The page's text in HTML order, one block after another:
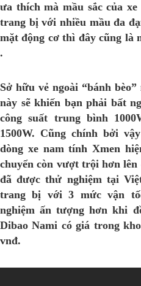
ưa thích mà mầu sắc của
trang bị với nhiều mầu đa
mặt động cơ thì đây cũng là
.
Sở hữu vẻ ngoài “bánh
này sẽ khiến bạn phải bất
công suất trung bình
1500W. Cũng chính bởi
dòng xe nam tính Xmen
chuyển còn vượt trội hơn
đã được thử nghiệm tại
trang bị với 3 mức vận
nghiệm ấn tượng hơn khi
Dibao Nami có giá trong
vnđ.